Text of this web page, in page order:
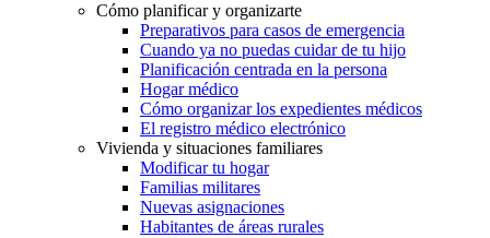
Cómo planificar y organizarte
Preparativos para casos de emergencia
Cuando ya no puedas cuidar de tu hijo
Planificación centrada en la persona
Hogar médico
Cómo organizar los expedientes médicos
El registro médico electrónico
Vivienda y situaciones familiares
Modificar tu hogar
Familias militares
Nuevas asignaciones
Habitantes de áreas rurales